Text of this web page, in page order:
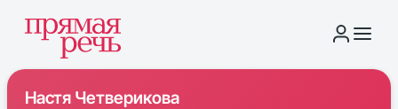
Настя Четверикова